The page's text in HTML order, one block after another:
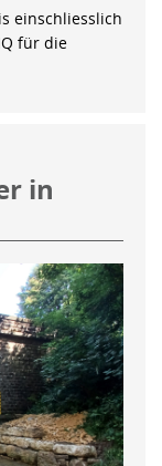
einschliesslich
für die
in